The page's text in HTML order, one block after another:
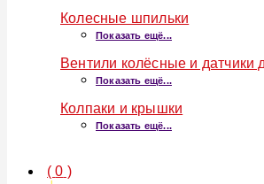
Колесные шпильки
Показать ещё...
Вентили колёсные и датчики
Показать ещё...
Колпаки и крышки
Показать ещё...
(0 )